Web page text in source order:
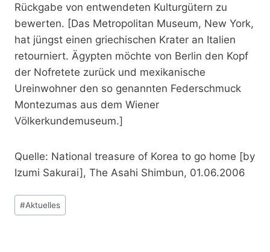
Rückgabe von entwendeten Kulturgütern zu
bewerten. [Das Metropolitan Museum, New York,
hat jüngst einen griechischen Krater an Italien
retourniert. Ägypten möchte von Berlin den Kopf
der Nofretete zurück und mexikanische
Ureinwohner den so genannten Federschmuck
Montezumas aus dem Wiener
Völkerkundemuseum.]
Quelle: National treasure of Korea to go home [by
Izumi Sakurai], The Asahi Shimbun, 01.06.2006
Schlagworte:
#Aktuelles